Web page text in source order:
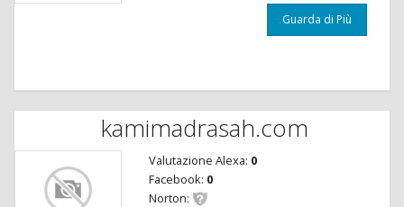
Guarda di Più
kamimadrasah.com
Valutazione Alexa: 0
Facebook: 0
Norton: